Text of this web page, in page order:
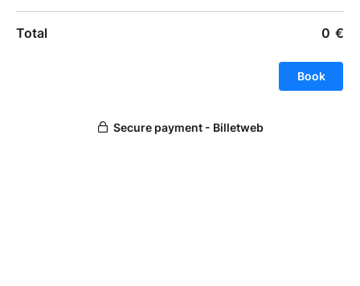
dans les quartiers vintage, ou simple promenade
dans les rues animées. C’est toi qui choisis !
Départ de Lille